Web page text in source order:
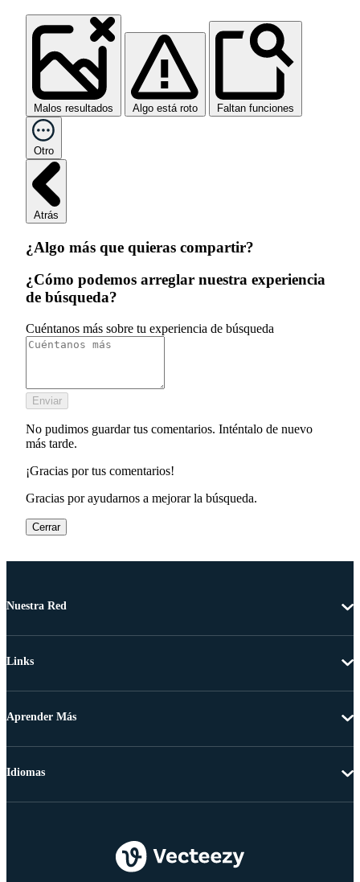
Malos resultados Algo está roto Faltan funciones
Otro
Atrás
¿Algo más que quieras compartir?
¿Cómo podemos arreglar nuestra experiencia
de búsqueda?
Cuéntanos más sobre tu experiencia de búsqueda
Enviar
No pudimos guardar tus comentarios. Inténtalo de nuevo
más tarde.
¡Gracias por tus comentarios!
Gracias por ayudarnos a mejorar la búsqueda.
Cerrar
Nuestra Red
Links
Aprender Más
Idiomas